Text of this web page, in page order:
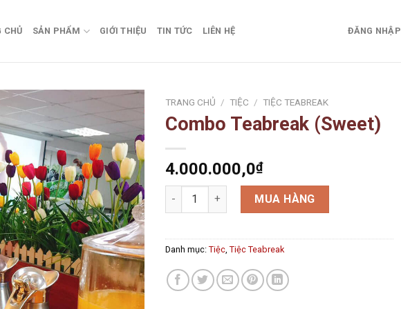
CHỦ SẢN PHẨM GIỚI THIỆU TIN TỨC LIÊN HỆ ĐĂNG NHẬP
Add to
wishlist
TRANG CHỦ / TIỆC / TIỆC TEABREAK
Combo Teabreak (Sweet)
4.000.000,0₫
Combo Teabreak (Sweet) số lượng
MUA HÀNG
Danh mục: Tiệc Tiệc Teabreak